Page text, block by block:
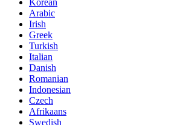
Korean
Arabic
Irish
Greek
Turkish
Italian
Danish
Romanian
Indonesian
Czech
Afrikaans
Swedish